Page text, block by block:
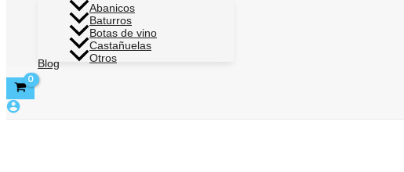
Abanicos
Baturros
Botas de vino
Castañuelas
Otros
Blog